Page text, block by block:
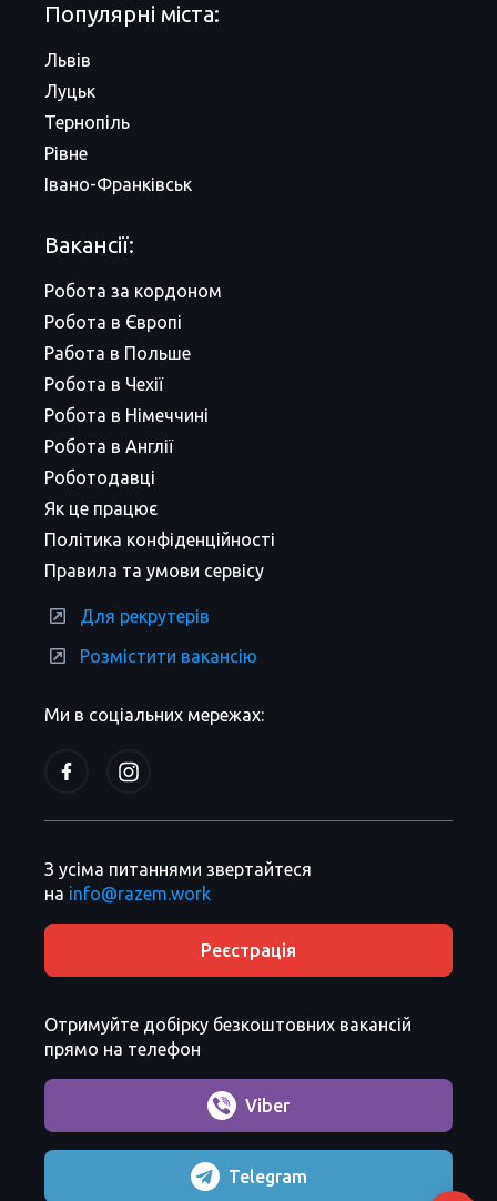
Ми в соціальних мережах:
Популярні міста:
Львів
Луцьк
Тернопіль
Рівне
Івано-Франківськ
Вакансії:
Робота за кордоном
Робота в Європі
Работа в Польше
Робота в Чехії
Робота в Німеччині
Робота в Англії
Роботодавці
Як це працює
Політика конфіденційності
Правила та умови сервісу
Для рекрутерів
Розмістити вакансію
З усіма питаннями звертайтеся
на info@razem.work
Реєстрація
Отримуйте добірку безкоштовних вакансій
прямо на телефон
Viber
Telegram